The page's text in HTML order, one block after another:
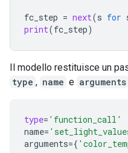
fc_step = next(s for
print(fc_step)
Il modello restituisce un
type , name e arguments
type= 'function_call'
name=
arguments={